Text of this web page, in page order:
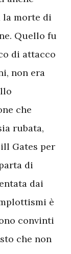
la morte di
Quello fu
di attacco
non era
che
rubata,
Gates per
di
dai
è
convinti
che non